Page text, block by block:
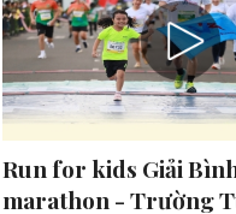
Run for kids Giải
marathon - Trường